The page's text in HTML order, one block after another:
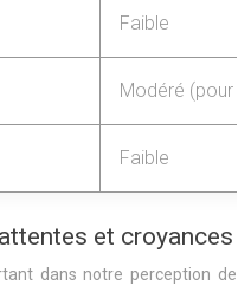
Faible
Modéré (pour
Faible
et croyances
dans notre perception de